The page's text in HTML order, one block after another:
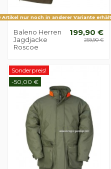
Artikel nur noch in anderer Variante
Baleno Herren
Jagdjacke
Roscoe
199,90 €
259,90 €
Sonderpreis!
-50,00 €